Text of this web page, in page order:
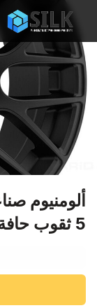
ألومنيوم
5 ثقوب حافة